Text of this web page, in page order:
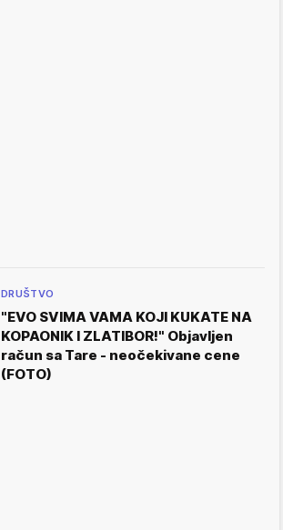
DRUŠTVO
"EVO SVIMA VAMA KOJI KUKATE NA
KOPAONIK I ZLATIBOR!" Objavljen
račun sa Tare - neočekivane cene
(FOTO)